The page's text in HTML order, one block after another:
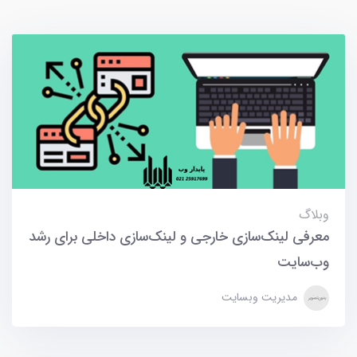
وبلاگ
معرفی لینک‌سازی خارجی و لینک‌سازی داخلی برای رشد
وب‌سایت
مدیریت وبسایت